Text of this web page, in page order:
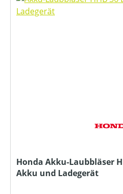
Honda Akku-Laubbläser
Akku und Ladegerät